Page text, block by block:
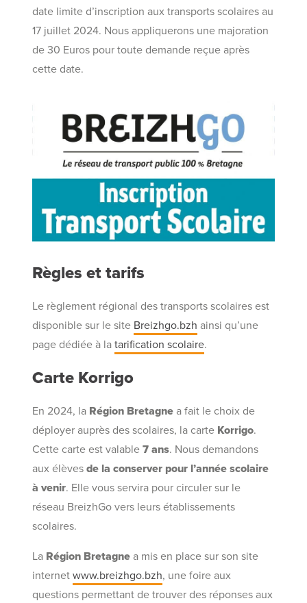
date limite d’inscription aux transports scolaires au
17 juillet 2024. Nous appliquerons une majoration
de 30 Euros pour toute demande reçue après
cette date.
Règles et tarifs
Le règlement régional des transports scolaires est
disponible sur le site Breizhgo.bzh ainsi qu’une
page dédiée à latarification scolaire.
Carte Korrigo
En 2024, la Région Bretagne a fait le choix de
déployer auprès des scolaires, la carte Korrigo.
Cette carte est valable7 ans. Nous demandons
aux élèvesde la conserver pour l’année scolaire
à venir. Elle vous servira pour circuler sur le
réseau BreizhGo vers leurs établissements
scolaires.
La Région Bretagne a mis en place sur son site
internetwww.breizhgo.bzh, une foire aux
questions permettant de trouver des réponses aux